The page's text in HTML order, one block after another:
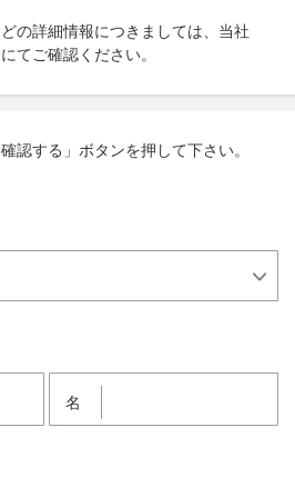
の詳細情報につきましては、当社
にてご確認ください。
認する」ボタンを押して下さい。
名